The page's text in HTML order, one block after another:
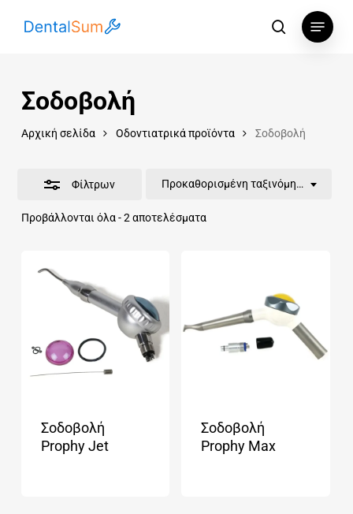
αναζήτηση
Menu
Σοδοβολή
Αρχική σελίδα Οδοντιατρικά προϊόντα Σοδοβολή
Φίλτρων
Προβάλλονται όλα - 2 αποτελέσματα
Προκαθορισμένη ταξινόμηση
Κλείσιμο
Σοδοβολή
Prophy Jet
Σοδοβολή
Prophy Max